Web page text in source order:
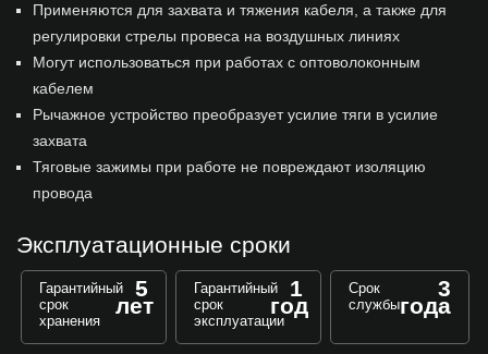
Применяются для захвата и тяжения кабеля, а также для
регулировки стрелы провеса на воздушных линиях
Могут использоваться при работах с оптоволоконным
кабелем
Рычажное устройство преобразует усилие тяги в усилие
захвата
Тяговые зажимы при работе не повреждают изоляцию
провода
Эксплуатационные сроки
Гарантийный
срок
хранения
5
лет
Гарантийный
срок
эксплуатации
1
год
Срок
службы
3
года